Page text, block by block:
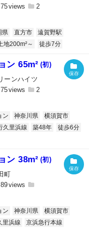
75 2
県 直方市
遠賀野駅
地200m²～ 徒歩7分
ン 65m² (初)
ーンハイツ
75 2
ン 神奈川県
横須賀市
久里浜線 築48年
徒歩6分
ン 38m² (初)
町
89
ン 神奈川県
横須賀市
里浜線
京浜急行本線